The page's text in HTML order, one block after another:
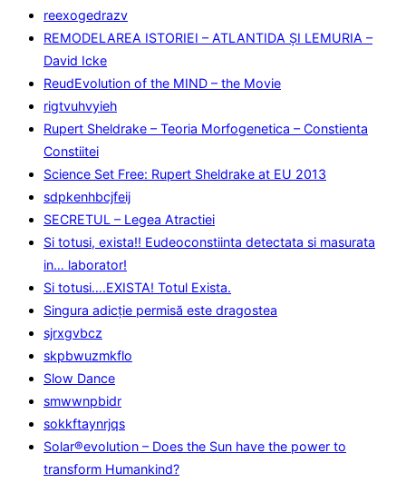
reexogedrazv
REMODELAREA ISTORIEI – ATLANTIDA ȘI LEMURIA –
David Icke
ReudEvolution of the MIND – the Movie
rigtvuhvyieh
Rupert Sheldrake – Teoria Morfogenetica – Constienta
Constiitei
Science Set Free: Rupert Sheldrake at EU 2013
sdpkenhbcjfeij
SECRETUL – Legea Atractiei
Si totusi, exista!! Eudeoconstiinta detectata si masurata
in… laborator!
Si totusi….EXISTA! Totul Exista.
Singura adicţie permisă este dragostea
sjrxgvbcz
skpbwuzmkflo
Slow Dance
smwwnpbidr
sokkftaynrjqs
Solar®evolution – Does the Sun have the power to
transform Humankind?